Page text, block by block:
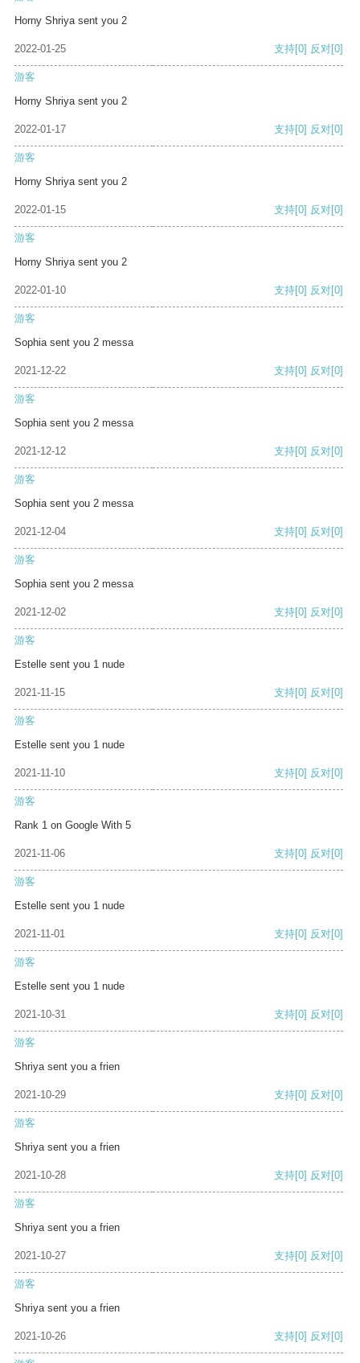
Horny Shriya sent you 2
2022-01-25 支持[0] 反对[0]
游客
Horny Shriya sent you 2
2022-01-17 支持[0] 反对[0]
游客
Horny Shriya sent you 2
2022-01-15 支持[0] 反对[0]
游客
Horny Shriya sent you 2
2022-01-10 支持[0] 反对[0]
游客
Sophia sent you 2 messa
2021-12-22 支持[0] 反对[0]
游客
Sophia sent you 2 messa
2021-12-12 支持[0] 反对[0]
游客
Sophia sent you 2 messa
2021-12-04 支持[0] 反对[0]
游客
Sophia sent you 2 messa
2021-12-02 支持[0] 反对[0]
游客
Estelle sent you 1 nude
2021-11-15 支持[0] 反对[0]
游客
Estelle sent you 1 nude
2021-11-10 支持[0] 反对[0]
游客
Rank 1 on Google With 5
2021-11-06 支持[0] 反对[0]
游客
Estelle sent you 1 nude
2021-11-01 支持[0] 反对[0]
游客
Estelle sent you 1 nude
2021-10-31 支持[0] 反对[0]
游客
Shriya sent you a frien
2021-10-29 支持[0] 反对[0]
游客
Shriya sent you a frien
2021-10-28 支持[0] 反对[0]
游客
Shriya sent you a frien
2021-10-27 支持[0] 反对[0]
游客
Shriya sent you a frien
2021-10-26 支持[0] 反对[0]